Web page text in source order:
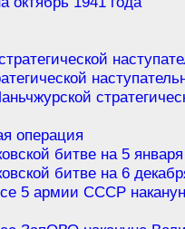
операция
битве на 5
битве на 6
5 армии СССР